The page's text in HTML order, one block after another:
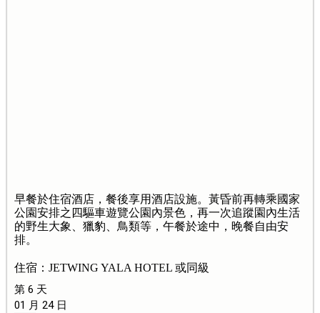
早餐於住宿酒店，餐後享用酒店設施。黃昏前再轉乘國家
公園安排之四驅車遊覽公園內景色，再一次追蹤園內生活
的野生大象、獵豹、鳥類等，午餐於途中，晚餐自由安
排。
住宿：JETWING YALA HOTEL 或同級
第 6 天
01 月 24 日